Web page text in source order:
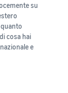
su
cosa hai
e